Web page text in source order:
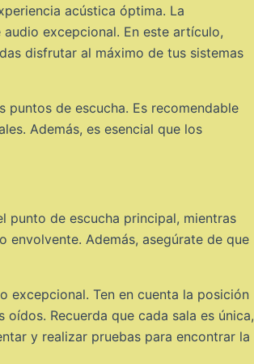
acústica óptima. La
excepcional. En este artículo,
disfrutar al máximo de tus sistemas
de escucha. Es recomendable
Además, es esencial que los
punto de escucha principal, mientras
Además, asegúrate de que
excepcional. Ten en cuenta la posición
Recuerda que cada sala es única,
y realizar pruebas para encontrar la